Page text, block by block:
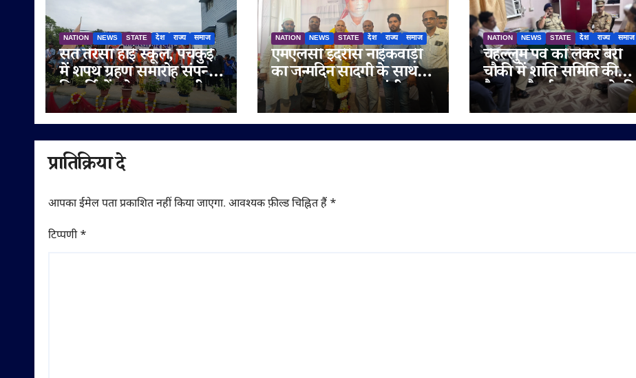
NATION NEWS STATE देश राज्य समाज
संत तेरेसा हाई स्कूल, पंचकुई
में शपथ ग्रहण समारोह संपन्न,
विद्यार्थियों को नशामुक्त जीवन
का दिया संदेश
NATION NEWS STATE देश राज्य समाज
एमएलसी इदरीस नाईकवाड़ी
का जन्मदिन सादगी के साथ
मनाया गया, उपमुख्यमंत्री
सुनेत्रा अजित पवार समेत कई
गणमान्य लोगों ने दी
शुभकामनाएं
NATION NEWS STATE देश राज्य समाज
चेहल्लुम पर्व को लेकर बेरी
चौकी में शांति समिति की
बैठक, सौहार्द बनाए रखने की
अपील
प्रातिक्रिया दे
आपका ईमेल पता प्रकाशित नहीं किया जाएगा. आवश्यक फ़ील्ड चिह्नित हैं *
टिप्पणी*